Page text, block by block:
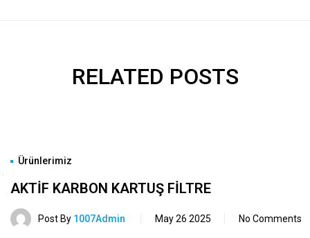
RELATED POSTS
Ürünlerimiz
AKTIF KARBON KARTUŞ FILTRE
Post By 1007Admin May 26 2025 No Comments